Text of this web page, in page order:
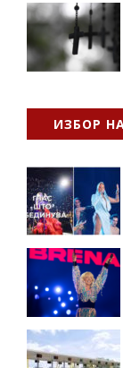
ИЗБОР